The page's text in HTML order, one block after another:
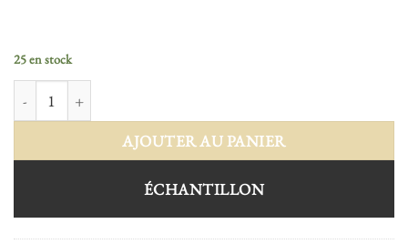
25 en stock
AJOUTER AU PANIER
ÉCHANTILLON